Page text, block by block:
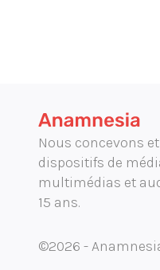
Projection immersive
Réalité augmentée /
Tournage et captation
Nous concevons
dispositifs de
multimédias et
15 ans.
©2026 -